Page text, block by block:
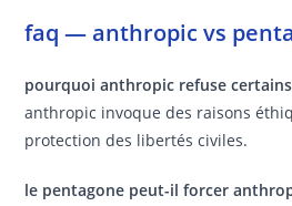
faq — anthropic vs
pourquoi anthropic refuse
anthropic invoque des raisons
protection des libertés civiles.
le pentagone peut-il forcer